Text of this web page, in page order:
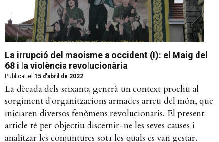
La irrupció del maoisme a occident (I): el Maig del
68 i la violència revolucionària
Publicat el 15 d'abril de 2022
La dècada dels seixanta generà un context procliu al
sorgiment d'organitzacions armades arreu del món, que
iniciaren diversos fenòmens revolucionaris. El present
article té per objectiu discernir-ne les seves causes i
analitzar les conjuntures sota les quals es van gestar.